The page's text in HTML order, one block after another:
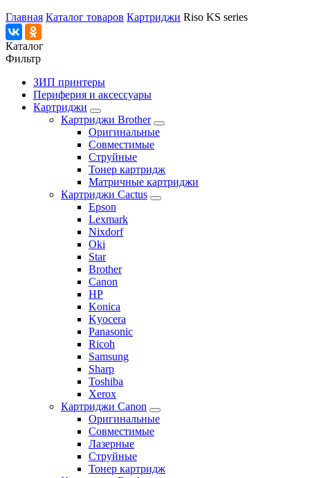
Главная Каталог товаров Картриджи Riso KS series
Каталог
Фильтр
ЗИП принтеры
Периферия и аксессуары
Картриджи
Картриджи Brother
Оригинальные
Совместимые
Струйные
Тонер картридж
Матричные картриджи
Картриджи Cactus
Epson
Lexmark
Nixdorf
Oki
Star
Brother
Canon
HP
Konica
Kyocera
Panasonic
Ricoh
Samsung
Sharp
Toshiba
Xerox
Картриджи Canon
Оригинальные
Совместимые
Лазерные
Струйные
Тонер картридж